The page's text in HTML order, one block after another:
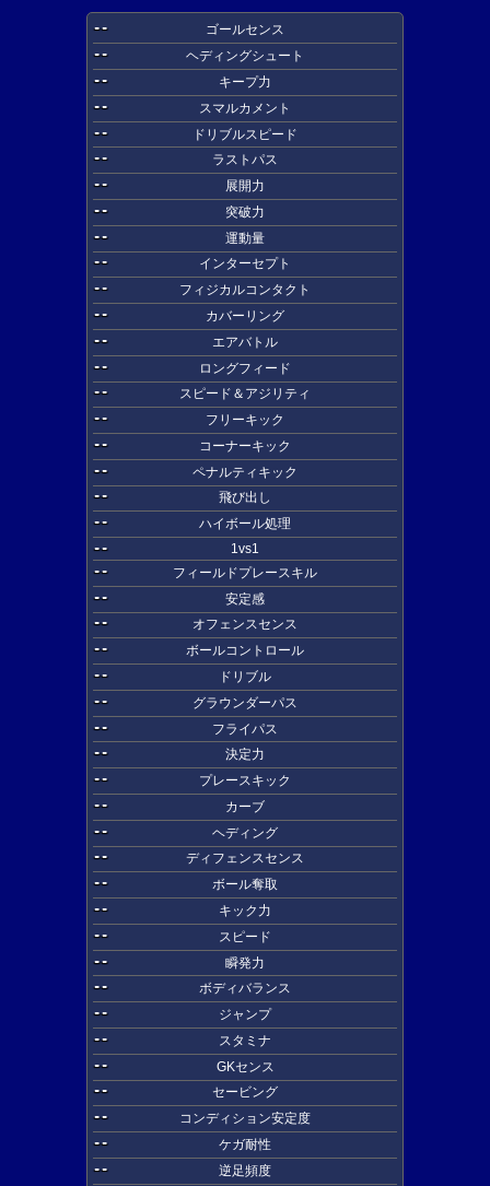
--
ゴールセンス
--
ヘディングシュート
--
キープ力
--
スマルカメント
--
ドリブルスピード
--
ラストパス
--
展開力
--
突破力
--
運動量
--
インターセプト
--
フィジカルコンタクト
--
カバーリング
--
エアバトル
--
ロングフィード
--
スピード＆アジリティ
--
フリーキック
--
コーナーキック
--
ペナルティキック
--
飛び出し
--
ハイボール処理
--
1vs1
--
フィールドプレースキル
--
安定感
--
オフェンスセンス
--
ボールコントロール
--
ドリブル
--
グラウンダーパス
--
フライパス
--
決定力
--
プレースキック
--
カーブ
--
ヘディング
--
ディフェンスセンス
--
ボール奪取
--
キック力
--
スピード
--
瞬発力
--
ボディバランス
--
ジャンプ
--
スタミナ
--
GKセンス
--
セービング
--
コンディション安定度
--
ケガ耐性
--
逆足頻度